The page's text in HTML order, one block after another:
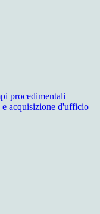
procedimentali
acquisizione d'ufficio